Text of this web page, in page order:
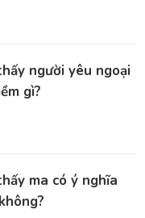
người yêu ngoại
gì?
ma có ý nghĩa